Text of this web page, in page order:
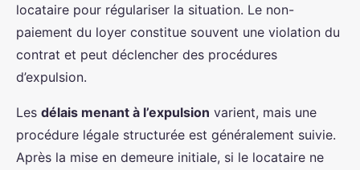
locataire pour régulariser la situation. Le non-
paiement du loyer constitue souvent une violation du
contrat et peut déclencher des procédures
d’expulsion.
Les délais menant à l’expulsion varient, mais une
procédure légale structurée est généralement suivie.
Après la mise en demeure initiale, si le locataire ne